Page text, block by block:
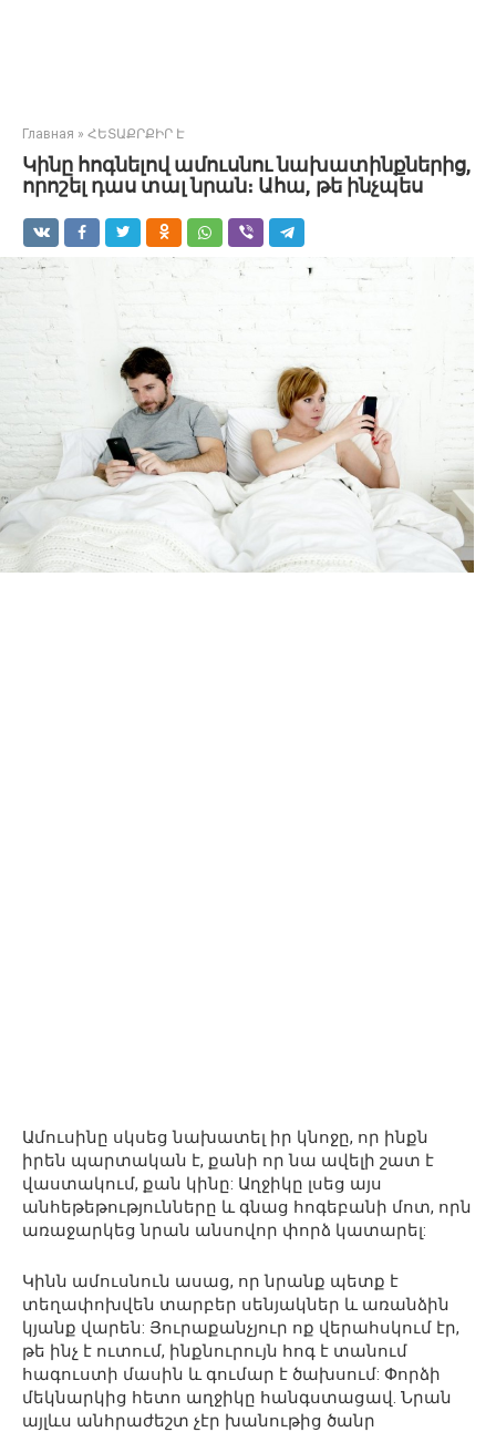
Главная » ՀԵՏԱՔՐՔԻՐ Է
Կինը հոգնելով ամուսնու նախատինքներից,
որոշել դաս տալ նրան։ Ահա, թե ինչպես
Ամուսինը սկսեց նախատել իր կնոջը, որ ինքն
իրեն պարտական ​​է, քանի որ նա ավելի շատ է
վաստակում, քան կինը: Աղջիկը լսեց այս
անհեթեթությունները և գնաց հոգեբանի մոտ, որն
առաջարկեց նրան անսովոր փորձ կատարել:
Կինն ամուսնուն ասաց, որ նրանք պետք է
տեղափոխվեն տարբեր սենյակներ և առանձին
կյանք վարեն: Յուրաքանչյուր ոք վերահսկում էր,
թե ինչ է ուտում, ինքնուրույն հոգ է տանում
հագուստի մասին և գումար է ծախսում: Փորձի
մեկնարկից հետո աղջիկը հանգստացավ. Նրան
այլևս անհրաժեշտ չէր խանութից ծանր